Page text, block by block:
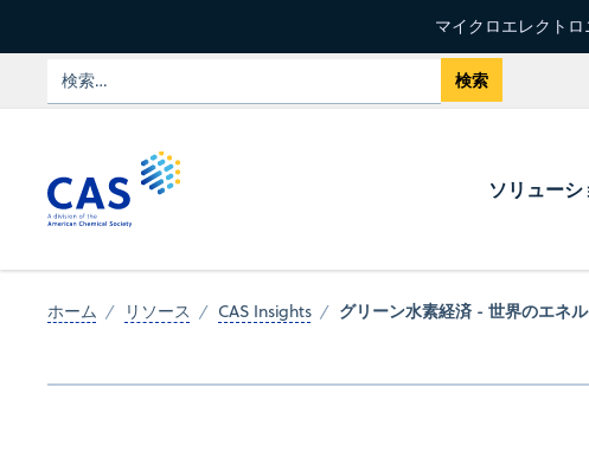
マイクロエレクト
ソリューシ
ホーム リソース CAS Insights グリーン水素経済 - 世界のエネ